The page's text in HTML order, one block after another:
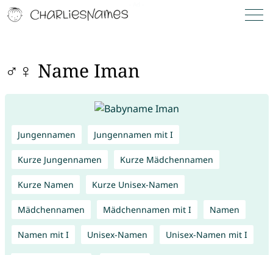
♂♀ Name Iman
Jungennamen Jungennamen mit I
Kurze Jungennamen Kurze Mädchennamen
Kurze Namen Kurze Unisex-Namen
Mädchennamen Mädchennamen mit I Namen
Namen mit I Unisex-Namen Unisex-Namen mit I